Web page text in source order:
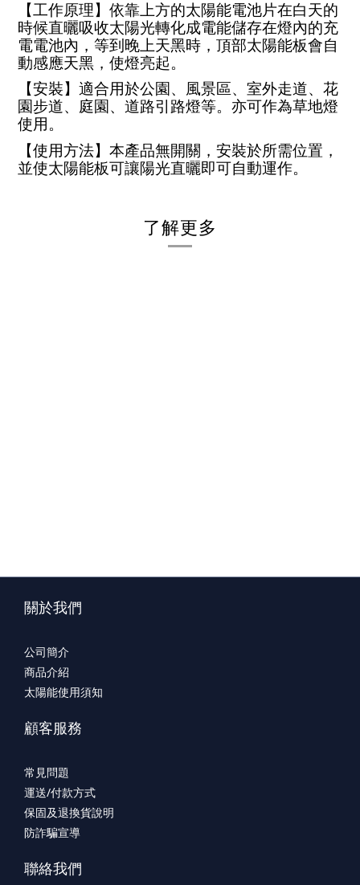
【工作原理】依靠上方的太陽能電池片在白天的
時候直曬吸收太陽光轉化成電能儲存在燈內的充
電電池內，等到晚上天黑時，頂部太陽能板會自
動感應天黑，使燈亮起。
【安裝】適合用於公園、風景區、室外走道、花
園步道、庭園、道路引路燈等。亦可作為草地燈
使用。
【使用方法】本產品無開關，安裝於所需位置，
並使太陽能板可讓陽光直曬即可自動運作。
了解更多
關於我們
公司簡介
商品介紹
太陽能使用須知
顧客服務
常見問題
運送/付款方式
保固及退換貨說明
防詐騙宣導
聯絡我們